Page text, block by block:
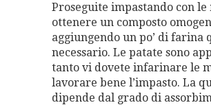
Proseguite impastando con
ottenere un composto
aggiungendo un po’ di farina
necessario. Le patate sono
tanto vi dovete infarinare le
lavorare bene l’impasto. La
dipende dal grado di